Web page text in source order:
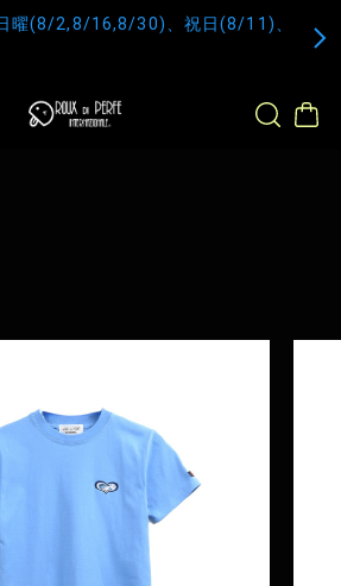
曜(8/2,8/16,8/30)、祝日(8/11)、